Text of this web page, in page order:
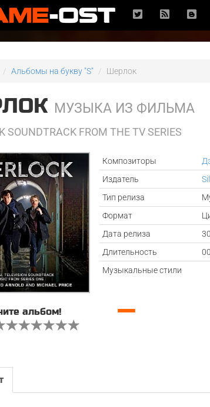
Альбомы на букву "S" Шерлок
МУЗЫКА ИЗ ФИЛЬМА
SOUNDTRACK FROM THE TV SERIES
Композиторы
Издатель
Тип релиза
Формат
Дата релиза
Длительность
Музыкальные стили
альбом! —